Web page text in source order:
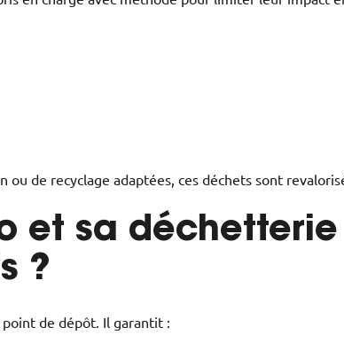
de recyclage adaptées, ces déchets sont
et sa
?
de dépôt. Il garantit :